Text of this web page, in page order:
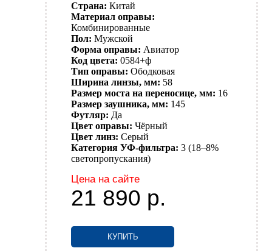
Страна: Китай
Материал оправы:
Комбинированные
Пол: Мужской
Форма оправы: Авиатор
Код цвета: 0584+ф
Тип оправы: Ободковая
Ширина линзы, мм: 58
Размер моста на переносице, мм: 16
Размер заушника, мм: 145
Футляр: Да
Цвет оправы: Чёрный
Цвет линз: Серый
Категория УФ-фильтра: 3 (18–8%
светопропускания)
Цена на сайте
21 890 р.
КУПИТЬ